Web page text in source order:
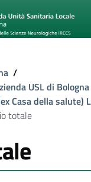
/
USL di Bologna
Casa della salute)
totale